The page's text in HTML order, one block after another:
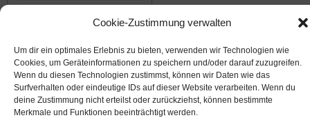
Cookie-Zustimmung verwalten
Um dir ein optimales Erlebnis zu bieten, verwenden wir Technologien wie
Cookies, um Geräteinformationen zu speichern und/oder darauf zuzugreifen.
Wenn du diesen Technologien zustimmst, können wir Daten wie das
Surfverhalten oder eindeutige IDs auf dieser Website verarbeiten. Wenn du
deine Zustimmung nicht erteilst oder zurückziehst, können bestimmte
Merkmale und Funktionen beeinträchtigt werden.
© 2008-2026NABU Seeheim|Impressum|Datenschutz|Cookie-Richtlinie|Kontakt
Suffusion theme by Sayontan Sinha